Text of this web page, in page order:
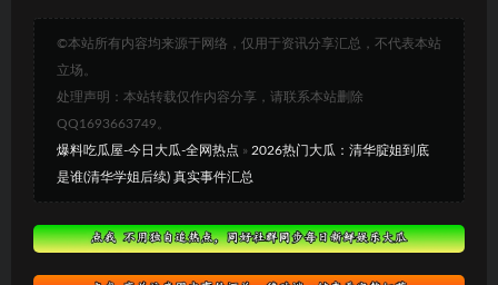
©本站所有内容均来源于网络，仅用于资讯分享汇总，不代表本站
立场。
处理声明：本站转载仅作内容分享，请联系本站删除
QQ1693663749。
爆料吃瓜屋-今日大瓜-全网热点 » 2026热门大瓜：清华腚姐到底
是谁(清华学姐后续) 真实事件汇总